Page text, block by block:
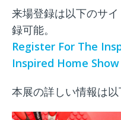
来場登録は以下のサ
録可能。
Register For The
Inspired Home Show
本展の詳しい情報は以